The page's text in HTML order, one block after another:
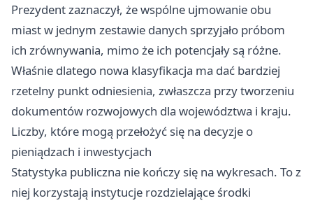
Prezydent zaznaczył, że wspólne ujmowanie obu
miast w jednym zestawie danych sprzyjało próbom
ich zrównywania, mimo że ich potencjały są różne.
Właśnie dlatego nowa klasyfikacja ma dać bardziej
rzetelny punkt odniesienia, zwłaszcza przy tworzeniu
dokumentów rozwojowych dla województwa i kraju.
Liczby, które mogą przełożyć się na decyzje o
pieniądzach i inwestycjach
Statystyka publiczna nie kończy się na wykresach. To z
niej korzystają instytucje rozdzielające środki